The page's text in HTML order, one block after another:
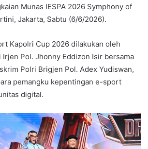
Munas IESPA 2026 Symphony of
Jakarta, Sabtu (6/6/2026).
Kapolri Cup 2026 dilakukan oleh
Irjen Pol. Jhonny Eddizon Isir bersama
Polri Brigjen Pol. Adex Yudiswan,
pemangku kepentingan e-sport
digital.